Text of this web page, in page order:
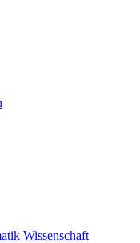
Wissenschaft